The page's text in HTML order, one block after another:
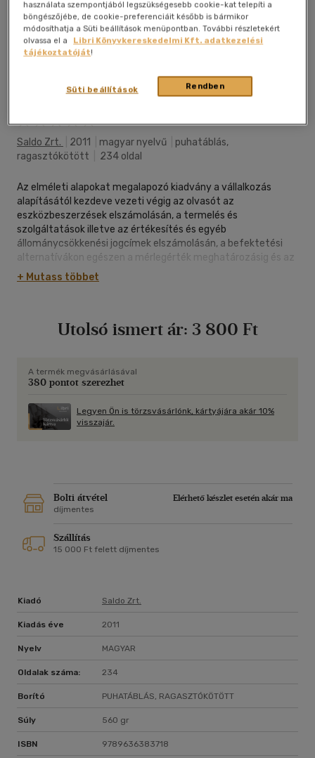
Kívánságlistához adom
Saldo Zrt. 2011 magyar nyelvű
puhatáblás,
ragasztókötött
234 oldal
Az elméleti alapokat megalapozó kiadvány a vállalkozás
alapításától kezdeve vezeti végig az olvasót az
eszközbeszerzések elszámolásán, a termelés és
szolgáltatások illetve az értékesítés és egyéb
állománycsökkenési jogcímek elszámolásán, a befektetési
alternatívákon egészen a mérlegérték meghatározásig és az
eredménykimutatás összeállításáig. A könyv elsősorban a
felsőfokú szakképzésben, az üzleti szakügyintézői és
számvitel iránt érdeklődők például különböző tanfolyamokon
+ Mutass többet
Utolsó ismert ár: 3 800 Ft
A termék megvásárlásával
380 pontot szerezhet
Legyen Ön is törzsvásárlónk, kártyájára akár 10%
visszajár.
Bolti átvétel
Elérhető készlet esetén akár ma
díjmentes
Szállítás
15 000 Ft felett díjmentes
Kiadó Saldo Zrt.
Kiadás éve 2011
Nyelv MAGYAR
Oldalak száma: 234
Borító PUHATÁBLÁS, RAGASZTÓKÖTÖTT
Súly 560 gr
ISBN 9789636383718
használata szempontjából legszükségesebb cookie-kat telepíti a
böngészőjébe, de cookie-preferenciáit később is bármikor
módosíthatja a Süti beállítások menüpontban. További részletekért
olvassa el a
Libri Könyvkereskedelmi Kft. adatkezelési
tájékoztatóját!
Rendben
Süti beállítások